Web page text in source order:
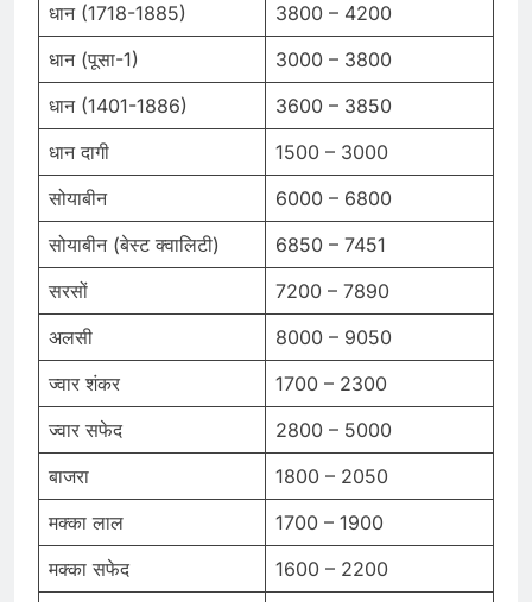
धान (1718-1885)
3800 – 4200
धान (पूसा-1)
3000 – 3800
धान (1401-1886)
3600 – 3850
धान दागी
1500 – 3000
सोयाबीन
6000 – 6800
सोयाबीन (बेस्ट क्वालिटी)
6850 – 7451
सरसों
7200 – 7890
अलसी
8000 – 9050
ज्वार शंकर
1700 – 2300
ज्वार सफेद
2800 – 5000
बाजरा
1800 – 2050
मक्का लाल
1700 – 1900
मक्का सफेद
1600 – 2200